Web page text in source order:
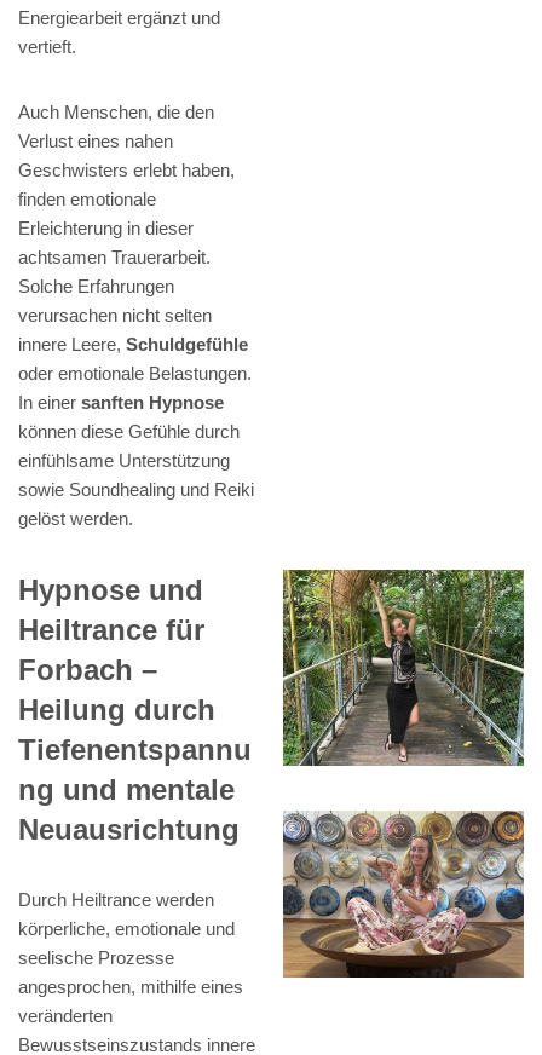
Energiearbeit ergänzt und
vertieft.
Auch Menschen, die den
Verlust eines nahen
Geschwisters erlebt haben,
finden emotionale
Erleichterung in dieser
achtsamen Trauerarbeit.
Solche Erfahrungen
verursachen nicht selten
innere Leere, Schuldgefühle
oder emotionale Belastungen.
In einer sanften Hypnose
können diese Gefühle durch
einfühlsame Unterstützung
sowie Soundhealing und Reiki
gelöst werden.
Hypnose und
Heiltrance für
Forbach –
Heilung durch
Tiefenentspannu
ng und mentale
Neuausrichtung
Durch Heiltrance werden
körperliche, emotionale und
seelische Prozesse
angesprochen, mithilfe eines
veränderten
Bewusstseinszustands innere